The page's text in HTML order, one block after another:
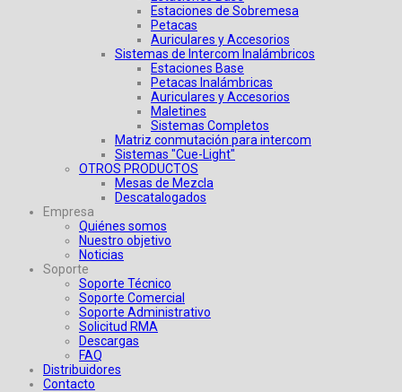
Estaciones de Sobremesa
Petacas
Auriculares y Accesorios
Sistemas de Intercom Inalámbricos
Estaciones Base
Petacas Inalámbricas
Auriculares y Accesorios
Maletines
Sistemas Completos
Matriz conmutación para intercom
Sistemas "Cue-Light"
OTROS PRODUCTOS
Mesas de Mezcla
Descatalogados
Empresa
Quiénes somos
Nuestro objetivo
Noticias
Soporte
Soporte Técnico
Soporte Comercial
Soporte Administrativo
Solicitud RMA
Descargas
FAQ
Distribuidores
Contacto